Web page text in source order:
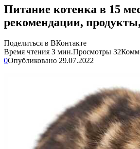
Питание котенка в 15
рекомендации,
Поделиться в ВКонтакте
Время чтения 3 мин.Просмотры 32
0Опубликовано 29.07.2022